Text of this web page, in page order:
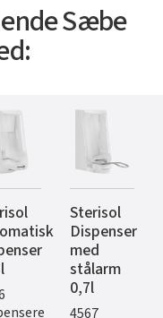
Sæbe
Sterisol
Dispenser
med
stålarm
0,7l
4567